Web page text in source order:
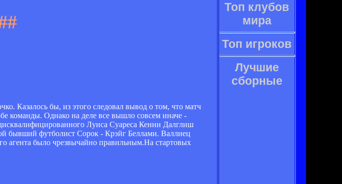
Казалось бы, из этого следовал вывод о том, что матч
команды. Однако на деле все вышло совсем иначе -
Луиса Суареса Кенни Далглиш
бывший футболист Сорок - Крэйг Беллами. Валлиец
агента было чрезвычайно правильным.На стартовых
Топ клубов
мира
Топ игроков
Лучшие
сборные